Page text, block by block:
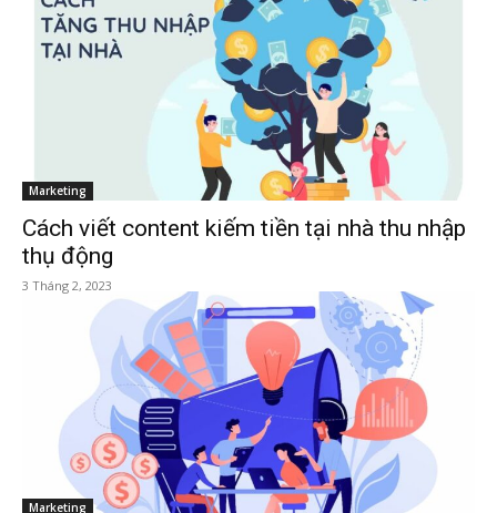
Marketing
Cách viết content kiếm tiền tại nhà thu nhập
thụ động
3 Tháng 2, 2023
Marketing